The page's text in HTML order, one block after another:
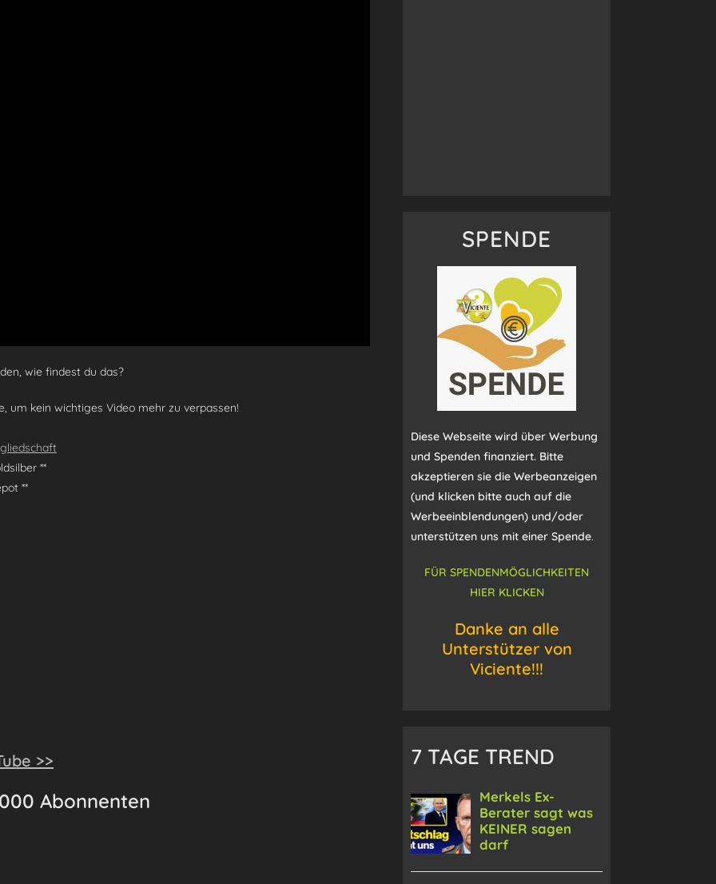
wie findest du das?
um kein wichtiges Video mehr zu verpassen!
**
**
>>
Abonnenten
SPENDE
Diese Webseite wird über Werbung
und Spenden finanziert. Bitte
akzeptieren sie die Werbeanzeigen
(und klicken bitte auch auf die
Werbeeinblendungen) und/oder
unterstützen uns mit einer Spende.
FÜR SPENDENMÖGLICHKEITEN
HIER KLICKEN
Danke an alle
Unterstützer von
Viciente!!!
7 TAGE TREND